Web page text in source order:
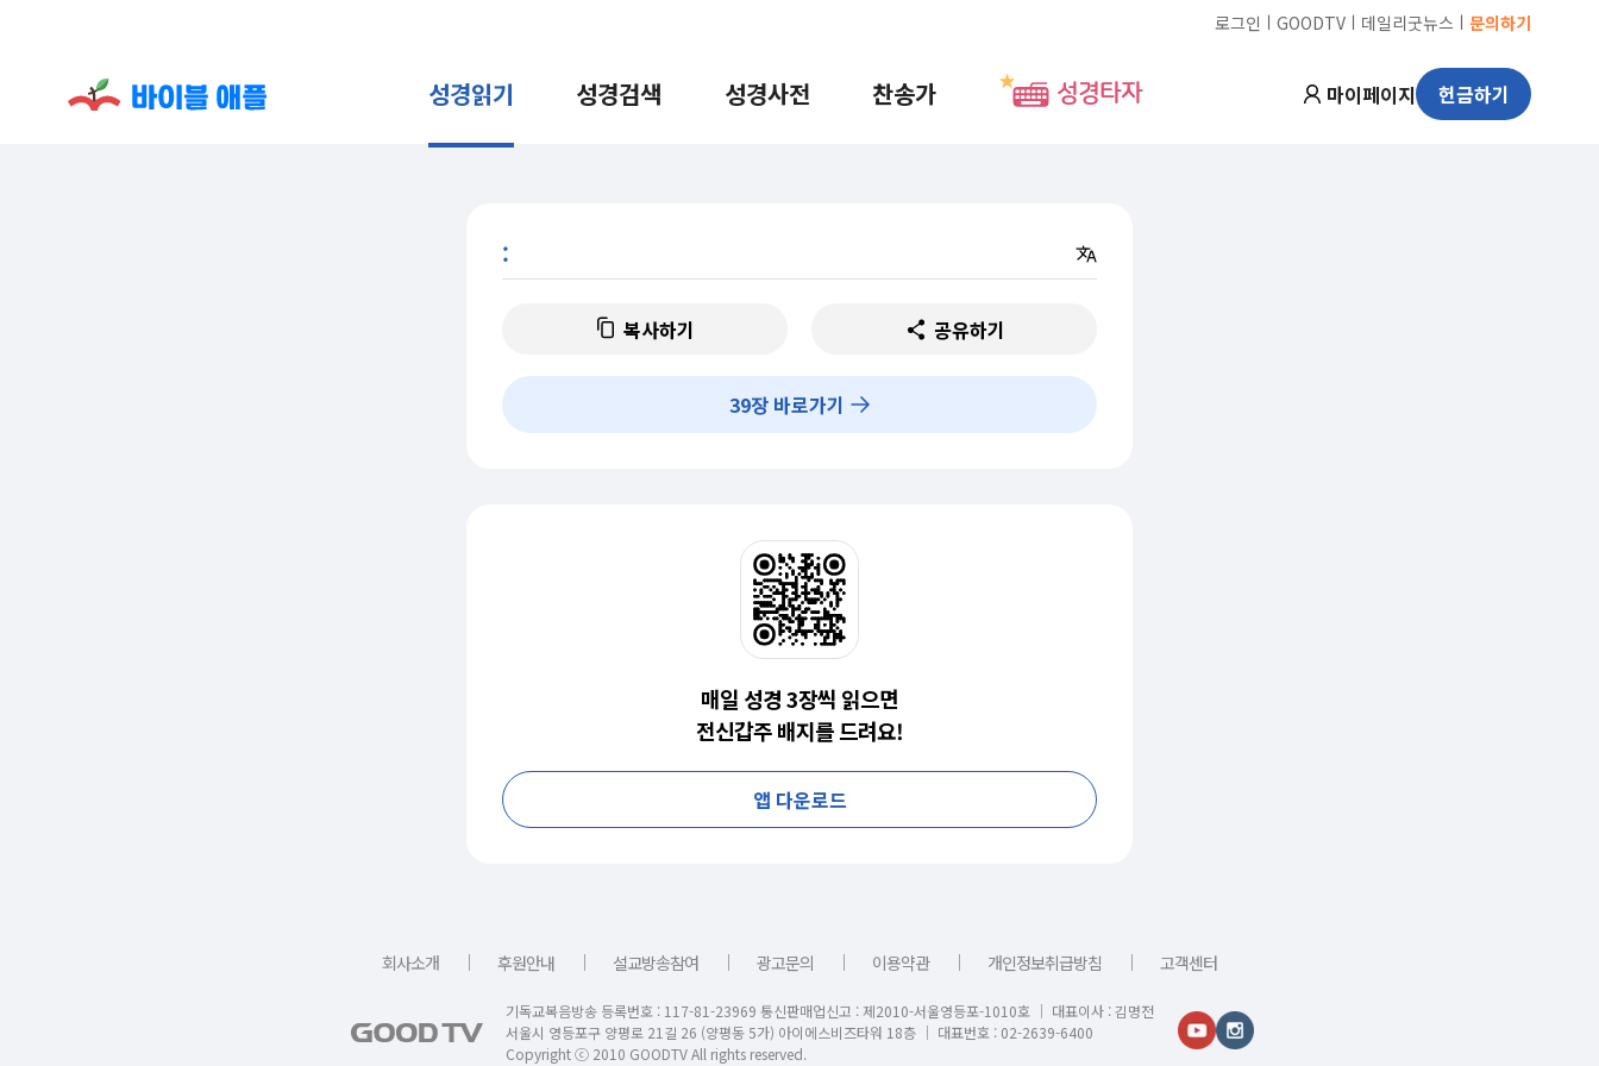
로그인 ㅣ GOODTV ㅣ 데일리굿뉴스 ㅣ 문의하기
성경읽기 성경검색 성경사전 찬송가 성경타자 마이페이지 헌금하기
:
복사하기 공유하기
39장 바로가기
매일 성경 3장씩 읽으면
전신갑주 배지를 드려요!
앱 다운로드
회사소개 ｜ 후원안내 ｜ 설교방송참여 ｜ 광고문의 ｜ 이용약관 ｜ 개인정보취급방침 ｜ 고객센터
기독교복음방송 등록번호 : 117-81-23969 통신판매업신고 : 제2010-서울영등포-1010호 │ 대표이사 : 김명전
서울시 영등포구 양평로 21길 26 (양평동 5가) 아이에스비즈타워 18층 │ 대표번호 : 02-2639-6400
Copyright ⓒ 2010 GOODTV All rights reserved.